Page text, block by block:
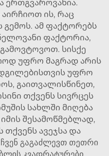
ერთგვაროვანია.
ის, რაც
გემოს. ამ ფაქტორებს
ფაქტორია,
სისქე
უფრო მაგრად არის
უფრო
გაითვალისწინეთ,
თქვენს სივრცეს
სახლში მიღება
იმის შესამოწმებლად,
ავეჯსა და
გაგაძლევთ თეთრი